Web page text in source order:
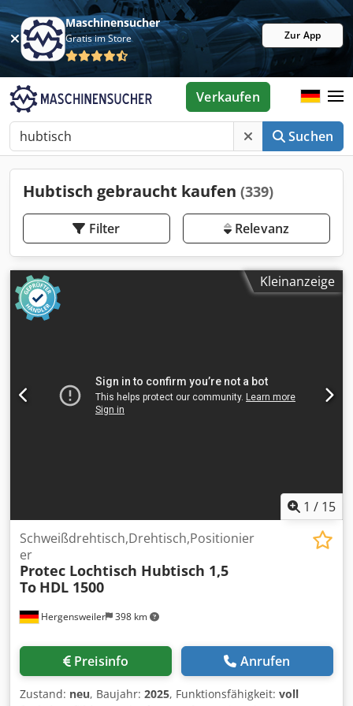
Maschinensucher
Gratis im Store Zur App
Suchen
Verkaufen
Hubtisch gebraucht kaufen (339)
Filter Relevanz
Kleinanzeige
1 / 15
Hergensweiler 398 km
Schweißdrehtisch,Drehtisch,Positionier
er
Protec Lochtisch Hubtisch 1,5
To HDL 1500
Preisinfo Anrufen
Zustand: neu, Baujahr: 2025, Funktionsfähigkeit: voll